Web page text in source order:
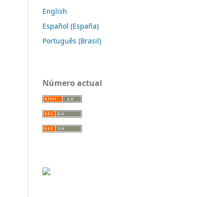
English
Español (España)
Português (Brasil)
Número actual